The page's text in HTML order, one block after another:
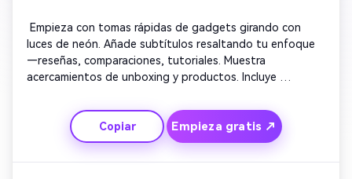
Empieza con tomas rápidas de gadgets girando con
luces de neón. Añade subtítulos resaltando tu enfoque
—reseñas, comparaciones, tutoriales. Muestra
acercamientos de unboxing y productos. Incluye
efectos sonoros futuristas y ritmos electrónicos. Finaliza
con tu eslogan apareciendo sobre ondas digitales.
Copiar Empieza gratis ↗